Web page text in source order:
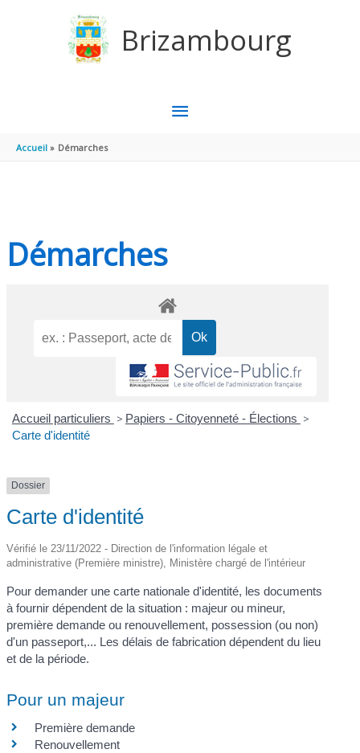
Brizambourg
MENU
Accueil Démarches
Démarches
Accueil particuliers > Papiers - Citoyenneté - Élections >
Carte d'identité
Dossier
Carte d'identité
Vérifié le 23/11/2022 - Direction de l'information légale et
administrative (Première ministre), Ministère chargé de l'intérieur
Pour demander une carte nationale d'identité, les documents
à fournir dépendent de la situation : majeur ou mineur,
première demande ou renouvellement, possession (ou non)
d'un passeport,... Les délais de fabrication dépendent du lieu
et de la période.
Pour un majeur
Première demande
Renouvellement